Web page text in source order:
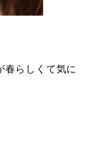
春らしくて気に